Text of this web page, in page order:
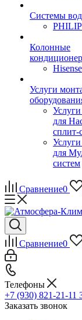
Системы
Колонные
Hisense
Услуги
для
сплит-
для
систем
Сравнение0
Сравнение0
Телефоны
+7 (930) 821-21-11
Заказать звонок